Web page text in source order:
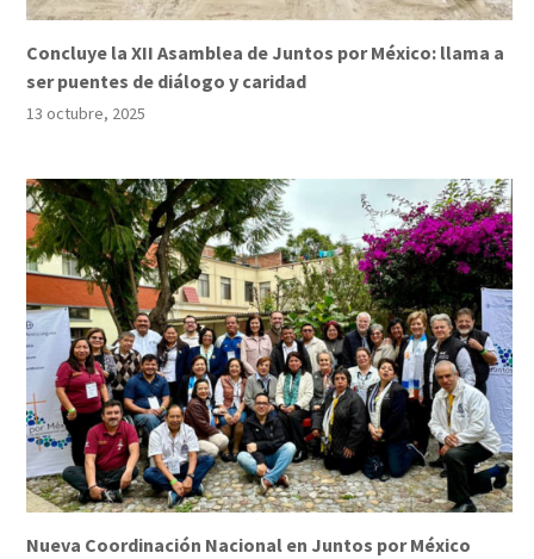
Concluye la XII Asamblea de Juntos por México: llama a
ser puentes de diálogo y caridad
13 octubre, 2025
Nueva Coordinación Nacional en Juntos por México